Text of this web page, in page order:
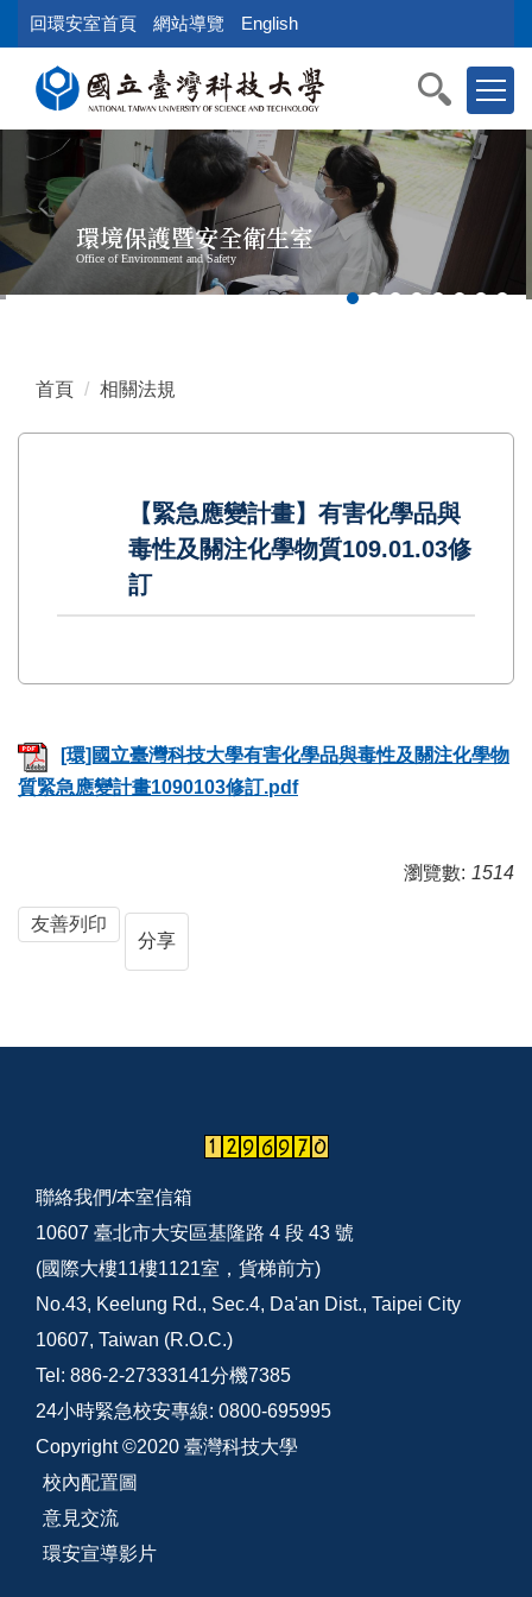
到
內
容
區
塊
回環安室首頁 網站導覽 English
環境保護暨安全衛生室
Office of Environment and Safety
首頁 相關法規
【緊急應變計畫】有害化學品與
毒性及關注化學物質109.01.03修
訂
[環]國立臺灣科技大學有害化學品與毒性及關注化學物
質緊急應變計畫1090103修訂.pdf
瀏覽數: 1514
友善列印
分享
聯絡我們/本室信箱
10607 臺北市大安區基隆路 4 段 43 號
(國際大樓11樓1121室，貨梯前方)
No.43, Keelung Rd., Sec.4, Da'an Dist., Taipei City
10607, Taiwan (R.O.C.)
Tel: 886-2-27333141分機7385
24小時緊急校安專線: 0800-695995
Copyright ©2020 臺灣科技大學
校內配置圖
意見交流
環安宣導影片